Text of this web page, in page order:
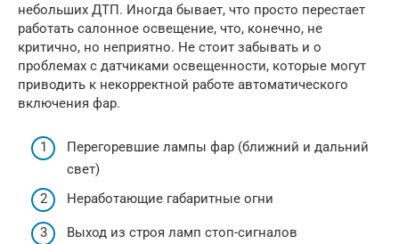
небольших ДТП. Иногда бывает, что просто перестает
работать салонное освещение, что, конечно, не
критично, но неприятно. Не стоит забывать и о
проблемах с датчиками освещенности, которые могут
приводить к некорректной работе автоматического
включения фар.
Перегоревшие лампы фар (ближний и дальний
свет)
Неработающие габаритные огни
Выход из строя ламп стоп-сигналов